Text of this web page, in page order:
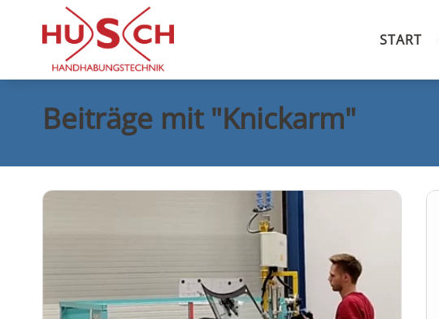
START
Beiträge mit "Knickarm"